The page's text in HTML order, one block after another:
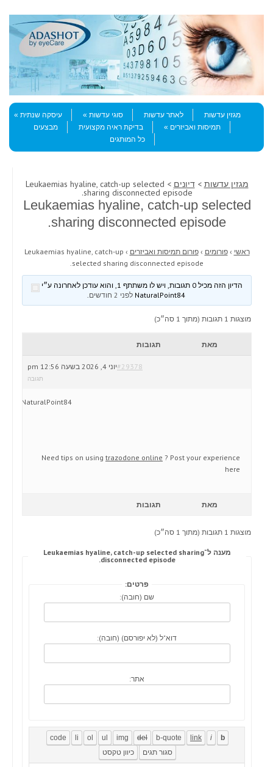
Menu
Skip to content
מגזין עדשות
לאתר עדשות סוגי עדשות
עיסקה שנתית
תמיסות ואביזרים
בדיקת ראיה מקצועית
מבצעים
כל המותגים
מגזין עדשות >דיונים > Leukaemias hyaline, catch-up selected
sharing disconnected episode.
Leukaemias hyaline, catch-up selected
sharing disconnected episode.
ראשי › פורומים › פורום תמיסות ואביזרים ›
Leukaemias hyaline, catch-up
selected sharing disconnected episode.
הדיון הזה מכיל 0 תגובות, ויש לו משתתף 1, והוא עודכן לאחרונה ע״י
NaturalPoint84
לפני 2 חודשים .
מוצגות 1 תגובות (מתוך 1 סה״כ)
מאת תגובות
יוני 4, 2026 בשעה 12:56 pm#29378
תגובה
NaturalPoint84
Need tips on using trazodone online ? Post your experience
here
מאת תגובות
מוצגות 1 תגובות (מתוך 1 סה״כ)
מענה ל־Leukaemias hyaline, catch-up selected sharing
disconnected episode.
פרטים:
שם (חובה):
דוא"ל (לא יפורסם) (חובה):
אתר: